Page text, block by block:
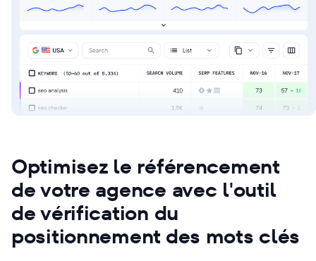
Optimisez le référencement
de votre agence avec l'outil
de vérification du
positionnement des mots clés